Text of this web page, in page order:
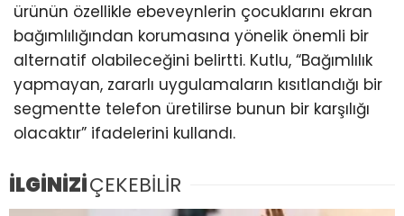
ürünün özellikle ebeveynlerin çocuklarını ekran
bağımlılığından korumasına yönelik önemli bir
alternatif olabileceğini belirtti. Kutlu, “Bağımlılık
yapmayan, zararlı uygulamaların kısıtlandığı bir
segmentte telefon üretilirse bunun bir karşılığı
olacaktır” ifadelerini kullandı.
İLGİNİZİÇEKEBİLİR